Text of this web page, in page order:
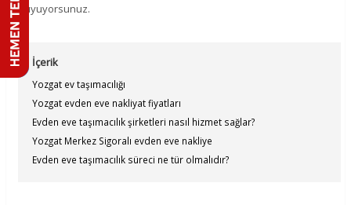
duyuyorsunuz.
İçerik
Yozgat ev taşımacılığı
Yozgat evden eve nakliyat fiyatları
Evden eve taşımacılık şirketleri nasıl hizmet sağlar?
Yozgat Merkez Sigoralı evden eve nakliye
Evden eve taşımacılık süreci ne tür olmalıdır?